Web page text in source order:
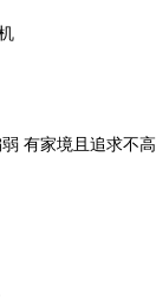
有家境且追求不高